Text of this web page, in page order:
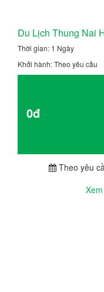
Du Lịch Thung Nai
Thời gian: 1 Ngày
Khởi hành: Theo yêu cầu
0đ
Theo yêu